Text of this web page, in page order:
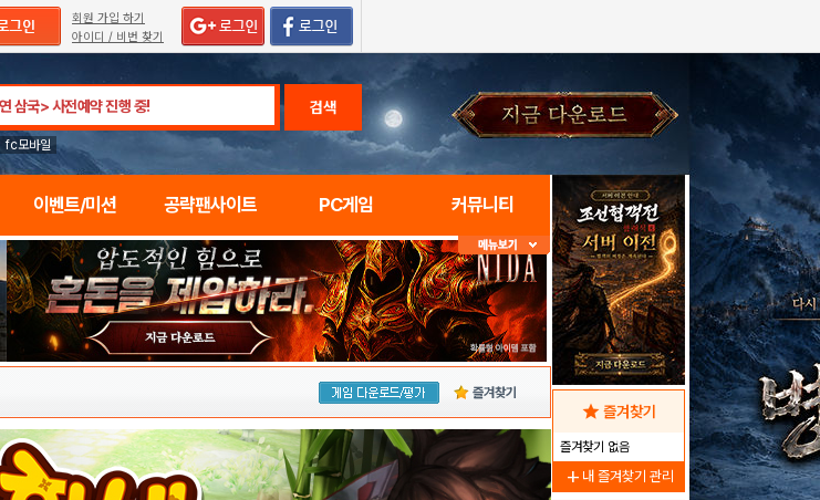
회원 가입 하기
아이디 / 비번 찾기
검색
fc모바일
이벤트/미션 공략팬사이트 PC게임 커뮤니티
즐겨찾기
star 즐겨찾기
즐겨찾기 없음
add 내 즐겨찾기 관리